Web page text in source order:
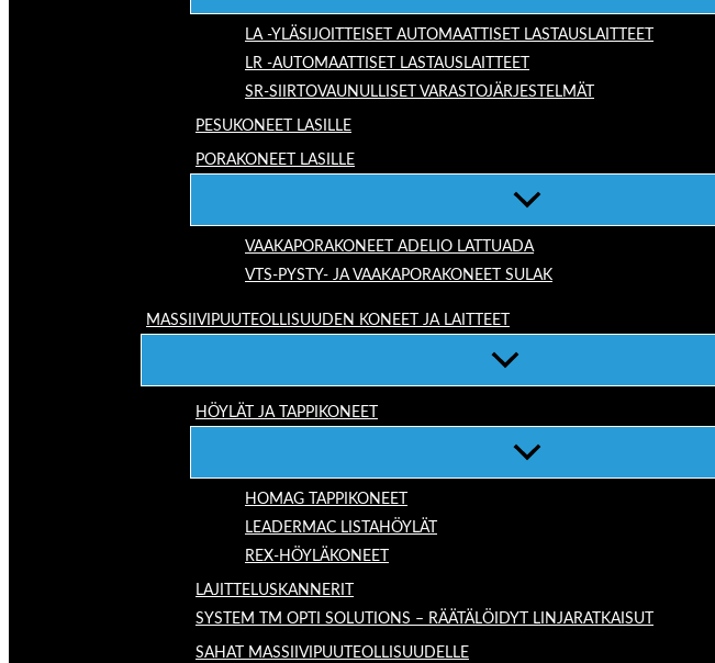
LA -YLÄSIJOITTEISET AUTOMAATTISET LASTAUSLAITTEET
LR -AUTOMAATTISET LASTAUSLAITTEET
SR-SIIRTOVAUNULLISET VARASTOJÄRJESTELMÄT
PESUKONEET LASILLE
PORAKONEET LASILLE
VAAKAPORAKONEET ADELIO LATTUADA
VTS-PYSTY- JA VAAKAPORAKONEET SULAK
MASSIIVIPUUTEOLLISUUDEN KONEET JA LAITTEET
HÖYLÄT JA TAPPIKONEET
HOMAG TAPPIKONEET
LEADERMAC LISTAHÖYLÄT
REX-HÖYLÄKONEET
LAJITTELUSKANNERIT
SYSTEM TM OPTI SOLUTIONS – RÄÄTÄLÖIDYT LINJARATKAISUT
SAHAT MASSIIVIPUUTEOLLISUUDELLE